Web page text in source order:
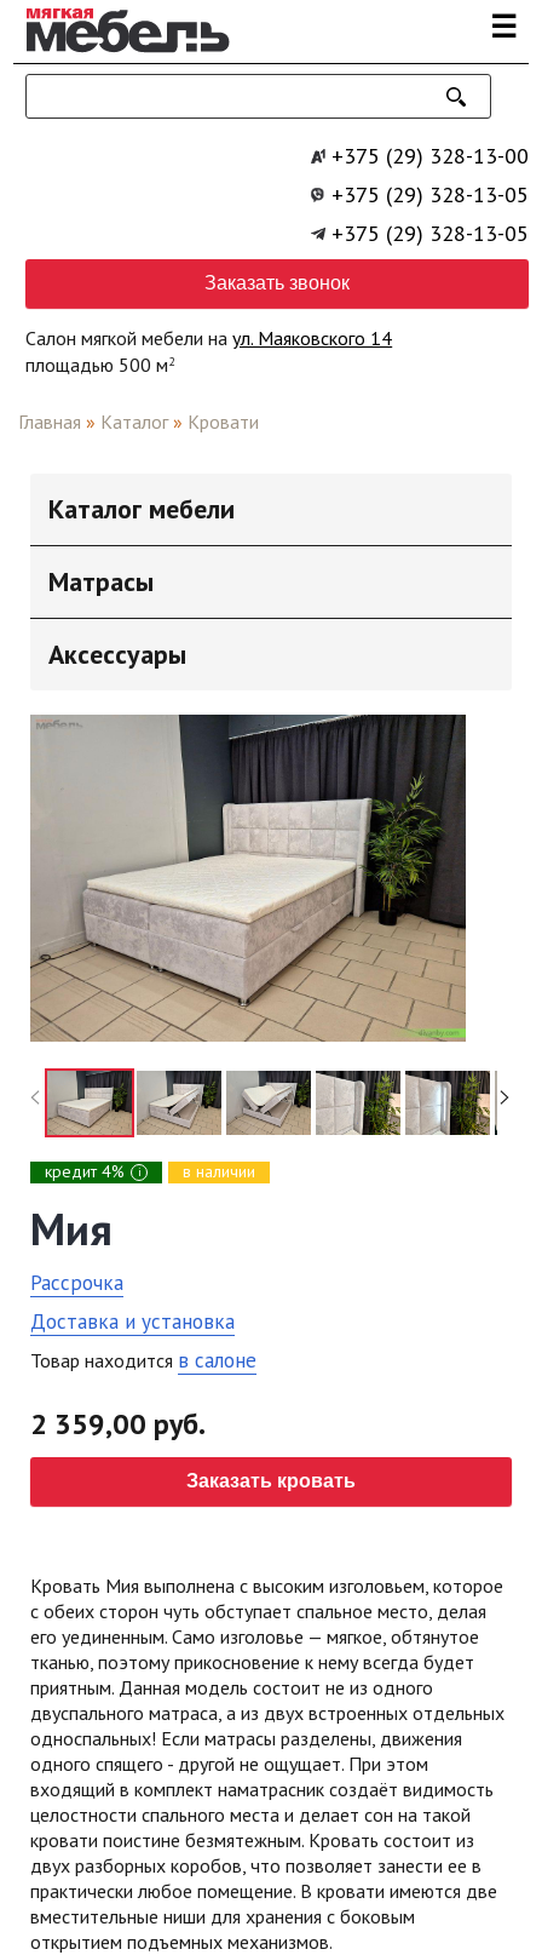
Перейти к основному содержанию ☰
+375 (29) 328-13-00
+375 (29) 328-13-05
+375 (29) 328-13-05
Заказать звонок
Салон мягкой мебели наул. Маяковского 14
площадью 500 м2
Главная » Каталог » Кровати
Каталог мебели
Матрасы
Аксессуары
кредит 4% i в наличии
Мия
Рассрочка
Доставка и установка
Товар находится в салоне
2 359,00 руб.
Заказать кровать
Кровать Мия выполнена с высоким изголовьем, которое
с обеих сторон чуть обступает спальное место, делая
его уединенным. Само изголовье — мягкое, обтянутое
тканью, поэтому прикосновение к нему всегда будет
приятным. Данная модель состоит не из одного
двуспального матраса, а из двух встроенных отдельных
односпальных! Если матрасы разделены, движения
одного спящего - другой не ощущает. При этом
входящий в комплект наматрасник создаёт видимость
целостности спального места и делает сон на такой
кровати поистине безмятежным. Кровать состоит из
двух разборных коробов, что позволяет занести ее в
практически любое помещение. В кровати имеются две
вместительные ниши для хранения с боковым
открытием подъемных механизмов.